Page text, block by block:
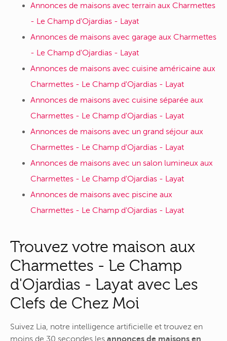
Annonces de maisons avec terrain aux Charmettes
- Le Champ d'Ojardias - Layat
Annonces de maisons avec garage aux Charmettes
- Le Champ d'Ojardias - Layat
Annonces de maisons avec cuisine américaine aux
Charmettes - Le Champ d'Ojardias - Layat
Annonces de maisons avec cuisine séparée aux
Charmettes - Le Champ d'Ojardias - Layat
Annonces de maisons avec un grand séjour aux
Charmettes - Le Champ d'Ojardias - Layat
Annonces de maisons avec un salon lumineux aux
Charmettes - Le Champ d'Ojardias - Layat
Annonces de maisons avec piscine aux
Charmettes - Le Champ d'Ojardias - Layat
Trouvez votre maison aux
Charmettes - Le Champ
d'Ojardias - Layat avec Les
Clefs de Chez Moi
Suivez Lia, notre intelligence artificielle et trouvez en
moins de 30 secondes les annonces de maisons en